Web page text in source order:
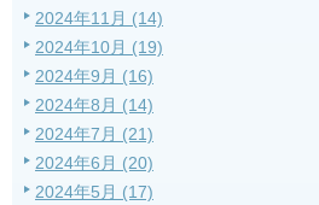
2024年11月 (14)
2024年10月 (19)
2024年9月 (16)
2024年8月 (14)
2024年7月 (21)
2024年6月 (20)
2024年5月 (17)